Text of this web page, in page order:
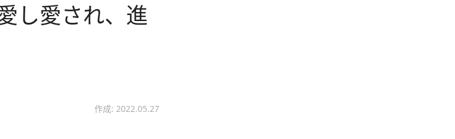
し愛され、進
作成: 2022.05.27